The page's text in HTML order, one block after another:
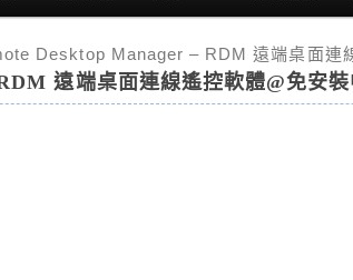
Desktop Manager – RDM 遠端桌面連
遠端桌面連線遙控軟體@免安裝